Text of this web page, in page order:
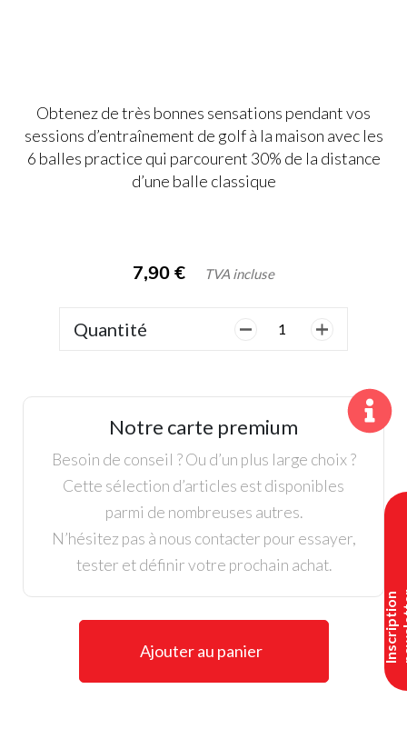
I
n
s
c
r
i
p
t
i
o
n
n
e
w
s
l
e
t
t
e
Obtenez de très bonnes sensations pendant vos
sessions d’entraînement de golf à la maison avec les
6 balles practice qui parcourent 30% de la distance
d’une balle classique
7,90 € TVA incluse
Quantité
quantité
entrainement
Notre carte premium
Besoin de conseil ? Ou d’un plus large choix ?
Cette sélection d’articles est disponibles
parmi de nombreuses autres.
N’hésitez pas à nous contacter pour essayer,
tester et définir votre prochain achat.
Ajouter au panier